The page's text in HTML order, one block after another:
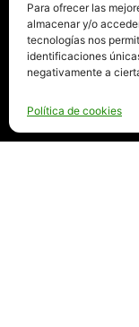
Para ofrecer las
almacenar y/o
tecnologías nos
identificaciones
negativamente a
Política de cookies